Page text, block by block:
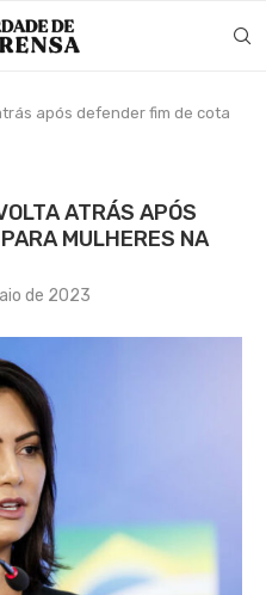
após defender fim de cota
ATRÁS APÓS
MULHERES NA
de 2023